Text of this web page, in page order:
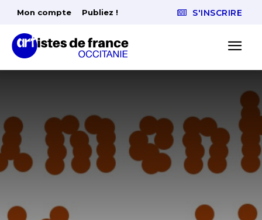
Mon compte Publiez ! S'INSCRIRE